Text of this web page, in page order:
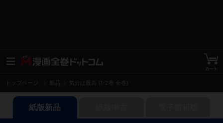
トップページ 気分は最高 (1-2巻 全巻)
紙版新品